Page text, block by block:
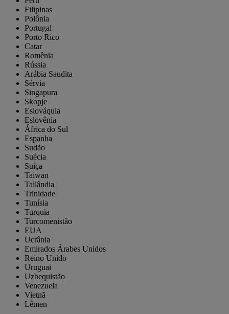
Filipinas
Polônia
Portugal
Porto Rico
Catar
Romênia
Rússia
Arábia Saudita
Sérvia
Singapura
Skopje
Eslováquia
Eslovênia
África do Sul
Espanha
Sudão
Suécia
Suíça
Taiwan
Tailândia
Trinidade
Tunísia
Turquia
Turcomenistão
EUA
Ucrânia
Emirados Árabes Unidos
Reino Unido
Uruguai
Uzbequistão
Venezuela
Vietnã
Lêmen